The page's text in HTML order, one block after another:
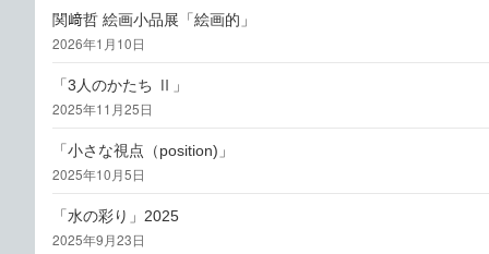
関﨑哲 絵画小品展「絵画的」
2026年1月10日
「3人のかたち Ⅱ」
2025年11月25日
「小さな視点（position)」
2025年10月5日
「水の彩り」2025
2025年9月23日